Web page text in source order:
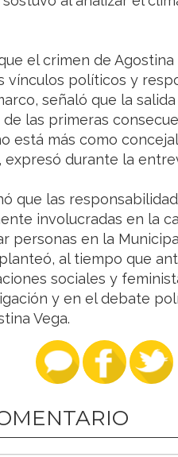
el crimen de
vínculos políticos y
señaló que la
las primeras
está más como
expresó durante la
que las
involucradas en la
personas en la
al tiempo que
sociales y
y en el debate
Vega.